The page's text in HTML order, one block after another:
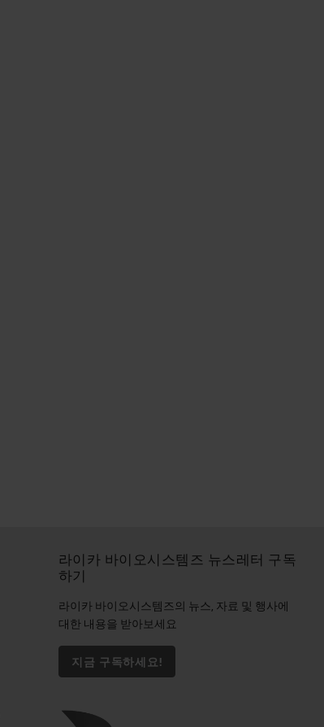
라이카 바이오시스템즈 뉴스레터 구독
하기
라이카 바이오시스템즈의 뉴스, 자료 및 행사에
대한 내용을 받아보세요
지금 구독하세요!